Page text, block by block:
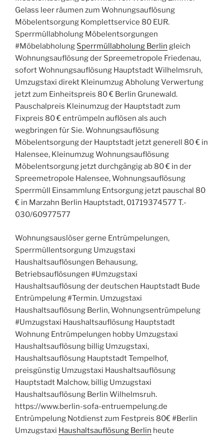
Gelass leer räumen zum Wohnungsauflösung
Möbelentsorgung Komplettservice 80 EUR.
Sperrmüllabholung Möbelentsorgungen
#Möbelabholung Sperrmüllabholung Berlin gleich
Wohnungsauflösung der Spreemetropole Friedenau,
sofort Wohnungsauflösung Hauptstadt Wilhelmsruh,
Umzugstaxi direkt Kleinumzug Abholung Verwertung
jetzt zum Einheitspreis 80 € Berlin Grunewald.
Pauschalpreis Kleinumzug der Hauptstadt zum
Fixpreis 80 € entrümpeln auflösen als auch
wegbringen für Sie. Wohnungsauflösung
Möbelentsorgung der Hauptstadt jetzt generell 80 € in
Halensee, Kleinumzug Wohnungsauflösung
Möbelentsorgung jetzt durchgängig ab 80 € in der
Spreemetropole Halensee, Wohnungsauflösung
Sperrmüll Einsammlung Entsorgung jetzt pauschal 80
€ in Marzahn Berlin Hauptstadt, 01719374577 T.-
030/60977577
Wohnungsauslöser gerne Entrümpelungen,
Sperrmüllentsorgung Umzugstaxi
Haushaltsauflösungen Behausung,
Betriebsauflösungen #Umzugstaxi
Haushaltsauflösung der deutschen Hauptstadt Bude
Entrümpelung #Termin. Umzugstaxi
Haushaltsauflösung Berlin, Wohnungsentrümpelung
#Umzugstaxi Haushaltsauflösung Hauptstadt
Wohnung Entrümpelungen hobby Umzugstaxi
Haushaltsauflösung billig Umzugstaxi,
Haushaltsauflösung Hauptstadt Tempelhof,
preisgünstig Umzugstaxi Haushaltsauflösung
Hauptstadt Malchow, billig Umzugstaxi
Haushaltsauflösung Berlin Wilhelmsruh.
https://www.berlin-sofa-entruempelung.de
Entrümpelung Notdienst zum Festpreis 80€ #Berlin
Umzugstaxi Haushaltsauflösung Berlin heute